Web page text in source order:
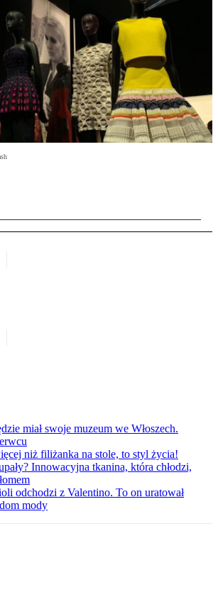
miał swoje muzeum we Włoszech.
niż filiżanka na stole, to styl życia!
Innowacyjna tkanina, która chłodzi,
odchodzi z Valentino. To on uratował
mody